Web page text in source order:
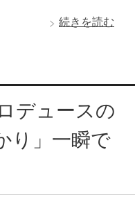
続きを読む
デュースの
り」一瞬で